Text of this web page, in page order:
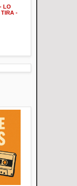
LO
TIRA -